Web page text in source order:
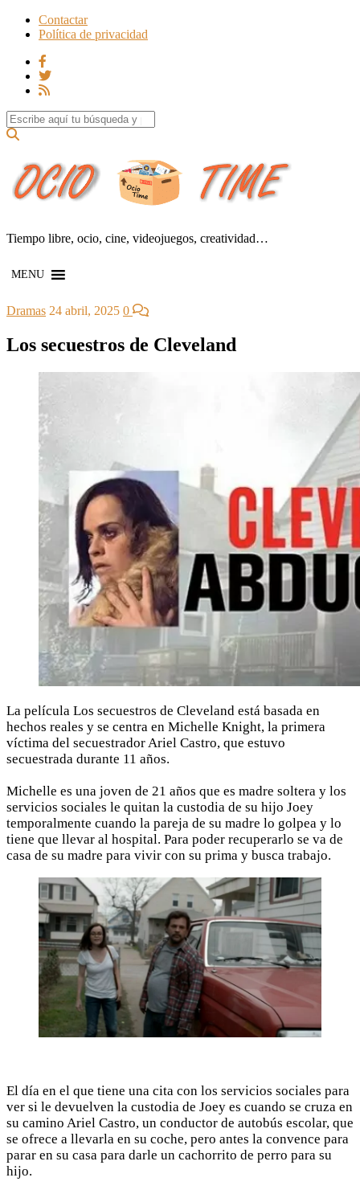
Contactar
Política de privacidad
Search for:
Tiempo libre, ocio, cine, videojuegos, creatividad…
MENU
Dramas 24 abril, 2025 0
Los secuestros de Cleveland
La película Los secuestros de Cleveland está basada en
hechos reales y se centra en Michelle Knight, la primera
víctima del secuestrador Ariel Castro, que estuvo
secuestrada durante 11 años.
Michelle es una joven de 21 años que es madre soltera y los
servicios sociales le quitan la custodia de su hijo Joey
temporalmente cuando la pareja de su madre lo golpea y lo
tiene que llevar al hospital. Para poder recuperarlo se va de
casa de su madre para vivir con su prima y busca trabajo.
El día en el que tiene una cita con los servicios sociales para
ver si le devuelven la custodia de Joey es cuando se cruza en
su camino Ariel Castro, un conductor de autobús escolar, que
se ofrece a llevarla en su coche, pero antes la convence para
parar en su casa para darle un cachorrito de perro para su
hijo.